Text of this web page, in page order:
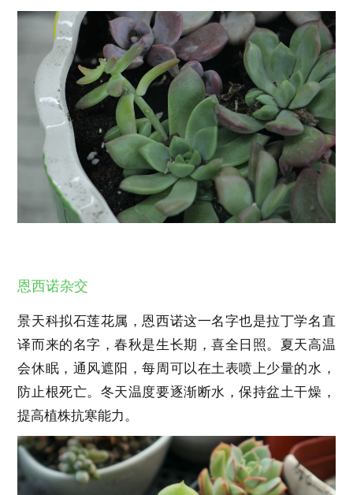
恩西诺杂交
景天科拟石莲花属，恩西诺这一名字也是拉丁学名直
译而来的名字，春秋是生长期，喜全日照。夏天高温
会休眠，通风遮阳，每周可以在土表喷上少量的水，
防止根死亡。冬天温度要逐渐断水，保持盆土干燥，
提高植株抗寒能力。